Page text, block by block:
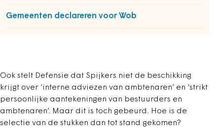
Gemeenten declareren voor Wob
Ook stelt Defensie dat Spijkers niet de beschikking
krijgt over ‘interne adviezen van ambtenaren’ en ‘strikt
persoonlijke aantekeningen van bestuurders en
ambtenaren’. Maar dit is toch gebeurd. Hoe is de
selectie van de stukken dan tot stand gekomen?